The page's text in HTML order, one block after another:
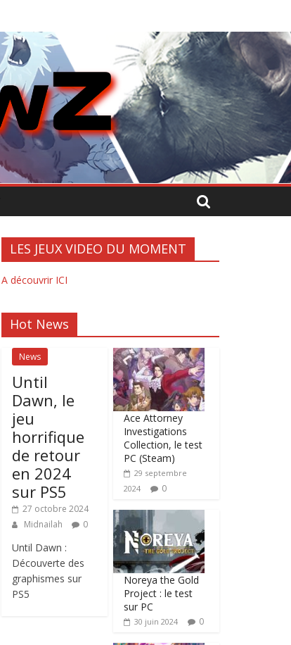
LES JEUX VIDEO DU MOMENT
A découvrir ICI
Hot News
News
Until
Dawn, le
jeu
horrifique
de retour
en 2024
sur PS5
27 octobre 2024
Midnailah
0
Until Dawn :
Découverte des
graphismes sur
PS5
Ace Attorney
Investigations
Collection, le test
PC (Steam)
29 septembre
2024
0
Noreya the Gold
Project : le test
sur PC
30 juin 2024 0